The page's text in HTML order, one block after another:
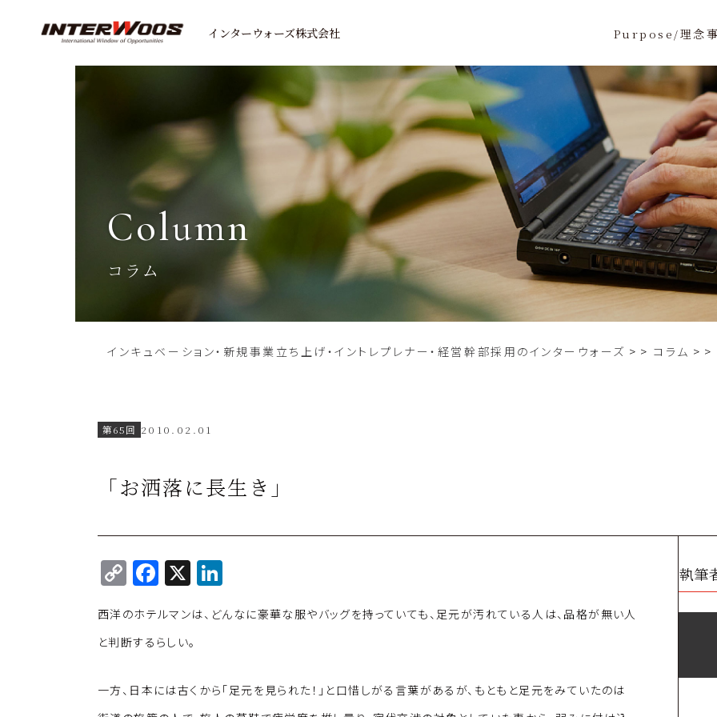
インターウォーズ株式会社 Purpose/理念
column
コラム
インキュベーション・新規事業立ち上げ・イントレプレナー・経営幹部採用のインターウォーズ > コラム >
第65回 2010.02.01
「お洒落に長生き」
C
o
p
y
Li
n
F
c
e
b
o
X
n
k
dI
n
西洋のホテルマンは、どんなに豪華な服やバッグを持っていても、足元が汚れている人は、品格が無い人
と判断するらしい。
一方、日本には古くから「足元を見られた！」と口惜しがる言葉があるが、もともと足元をみていたのは
執筆